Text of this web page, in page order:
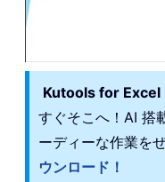
Kutools for Excel
すぐそこへ！AI 搭
ーディーな作業を
ウンロード！